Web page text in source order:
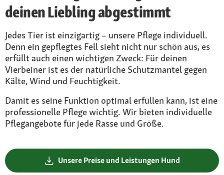
deinen Liebling abgestimmt
Jedes Tier ist einzigartig – unsere Pflege individuell.
Denn ein gepflegtes Fell sieht nicht nur schön aus, es
erfüllt auch einen wichtigen Zweck: Für deinen
Vierbeiner ist es der natürliche Schutzmantel gegen
Kälte, Wind und Feuchtigkeit.
Damit es seine Funktion optimal erfüllen kann, ist eine
professionelle Pflege wichtig. Wir bieten individuelle
Pflegangebote für jede Rasse und Größe.
Unsere Preise und Leistungen Hund